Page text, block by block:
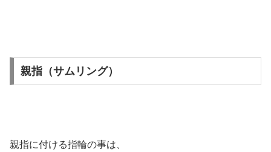
親指（サムリング）
親指に付ける指輪の事は、